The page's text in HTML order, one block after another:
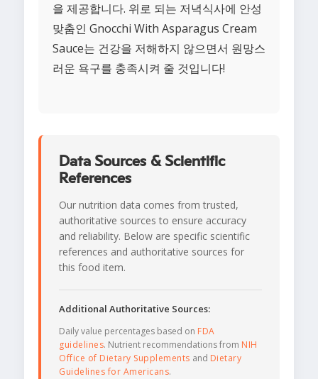
을 제공합니다. 위로 되는 저녁식사에 안성
맞춤인 Gnocchi With Asparagus Cream
Sauce는 건강을 저해하지 않으면서 원망스
러운 욕구를 충족시켜 줄 것입니다!
Data Sources & Scientific
References
Our nutrition data comes from trusted,
authoritative sources to ensure accuracy
and reliability. Below are specific scientific
references and authoritative sources for
this food item.
Additional Authoritative Sources:
Daily value percentages based on FDA
guidelines. Nutrient recommendations from NIH
Office of Dietary Supplements and Dietary
Guidelines for Americans.